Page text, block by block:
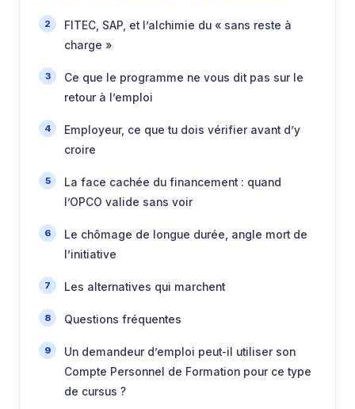
FITEC, SAP, et l’alchimie du « sans reste à
charge »
Ce que le programme ne vous dit pas sur le
retour à l’emploi
Employeur, ce que tu dois vérifier avant d’y
croire
La face cachée du financement : quand
l’OPCO valide sans voir
Le chômage de longue durée, angle mort de
l’initiative
Les alternatives qui marchent
Questions fréquentes
Un demandeur d’emploi peut-il utiliser son
Compte Personnel de Formation pour ce type
de cursus ?